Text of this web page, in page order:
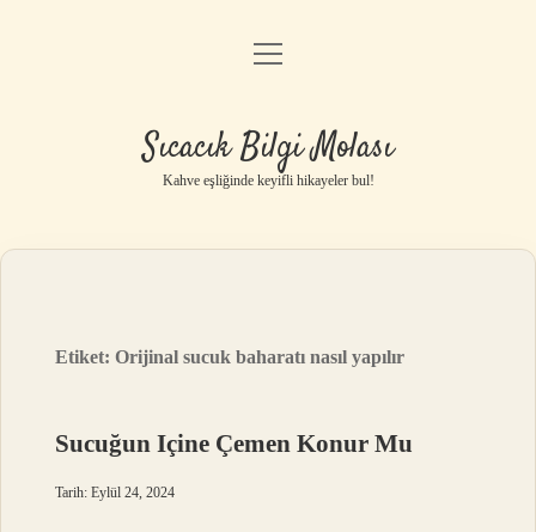
Anasayfa
Yasal Uyarı
menüyü
Sıcacık Bilgi Molası
Kahve eşliğinde keyifli hikayeler bul!
Etiket:Orijinal sucuk baharatı nasıl yapılır
Sucuğun Içine Çemen Konur Mu
Tarih: Eylül 24, 2024